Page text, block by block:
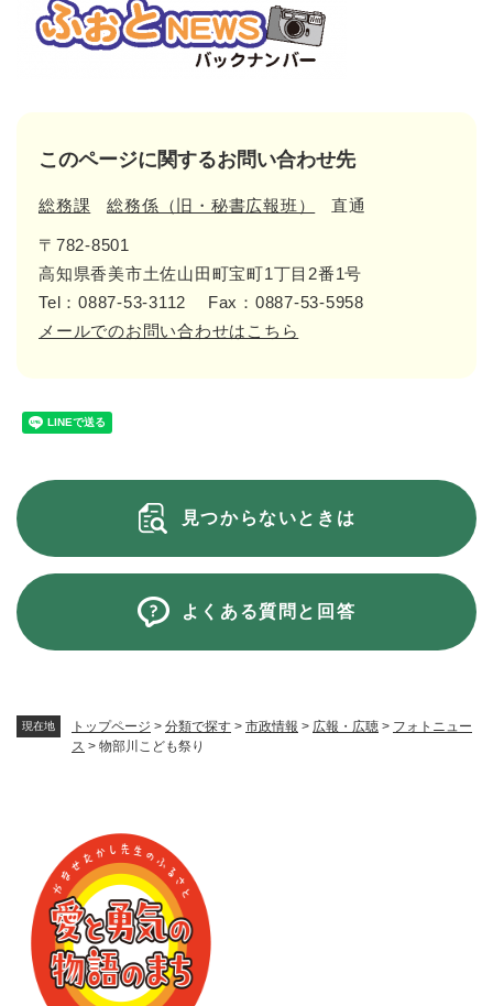
現在地 トップページ > 分類で探す > 市政情報 > 広報・広聴 > フォトニュー
ス > 物部川こども祭り
このページに関するお問い合わせ先
総務課 総務係（旧・秘書広報班） 直通
〒782-8501
高知県香美市土佐山田町宝町1丁目2番1号
Tel：0887-53-3112
Fax：0887-53-5958
メールでのお問い合わせはこちら
見つからないときは
よくある質問と回答